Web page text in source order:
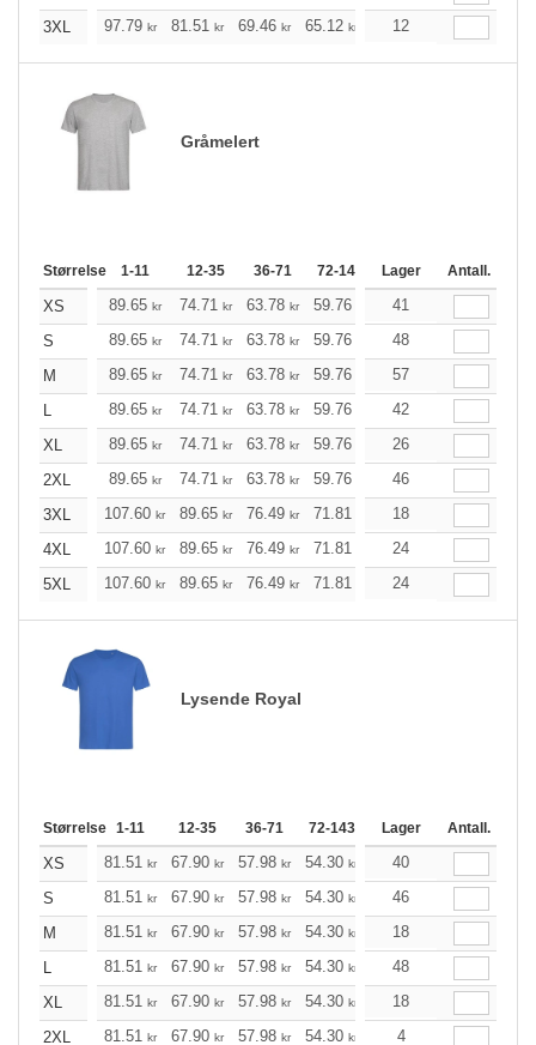
3XL
97.79 kr 81.51 kr 69.46 kr 65.12 kr 61.88
12
Gråmelert
Størrelse 1-11 12-35 36-71 72-143 144-287 288 +
Lager Antall.
XS 89.65 kr 74.71 kr 63.78 kr 59.76 56.75
41
S
89.65 kr 74.71 kr 63.78 kr 59.76 56.75
48
M
89.65 kr 74.71 kr 63.78 kr 59.76 56.75
57
L
89.65 kr 74.71 kr 63.78 kr 59.76 56.75
42
XL
89.65 kr 74.71 kr 63.78 kr 59.76 56.75
26
2XL
89.65 kr 74.71 kr 63.78 kr 59.76 56.75
46
3XL
107.60 kr 89.65 kr 76.49 kr 71.81 68.13
18
4XL
107.60 kr 89.65 kr 76.49 kr 71.81 68.13
24
5XL
107.60 kr 89.65 kr 76.49 kr 71.81 68.13
24
Lysende Royal
Størrelse 1-11 12-35 36-71 72-143 144-287 288 +
Lager Antall.
XS 81.51 kr 67.90 kr 57.98 kr 54.30 kr 51.62
40
S
81.51 kr 67.90 kr 57.98 kr 54.30 kr 51.62
46
M
81.51 kr 67.90 kr 57.98 kr 54.30 kr 51.62
18
L
81.51 kr 67.90 kr 57.98 kr 54.30 kr 51.62
48
XL
81.51 kr 67.90 kr 57.98 kr 54.30 kr 51.62
18
2XL
81.51 kr 67.90 kr 57.98 kr 54.30 kr 51.62
4